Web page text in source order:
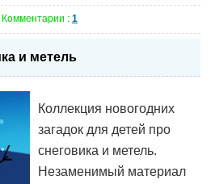
: 1
и метель
Коллекция новогодних
загадок для детей про
снеговика и метель.
Незаменимый материал